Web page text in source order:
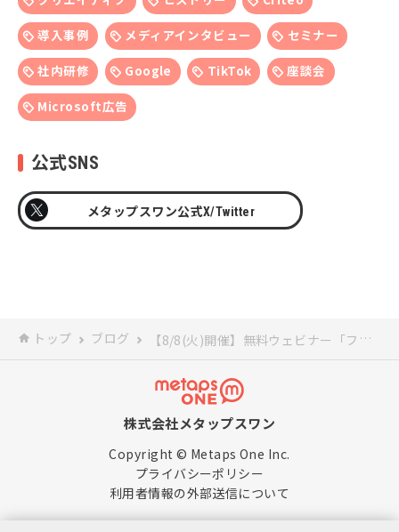
導入事例
メディアインタビュー
セミナー
社内研修
Google TikTok
座談会
Microsoft広告
公式SNS
メタップスワン公式X/Twitter
トップ ブログ 【8/8(火)開催】無料ウェビナー「フィード広告だけじゃない！？ 最大限のデータフィード活用と最新トレンド」
株式会社メタップスワン
Copyright © Metaps One Inc.
プライバシーポリシー
利用者情報の外部送信について